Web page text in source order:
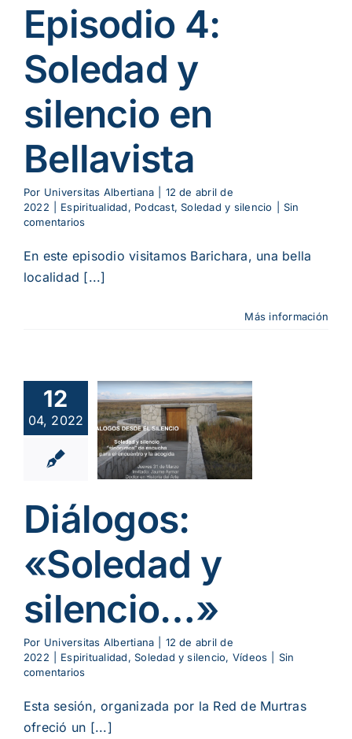
Episodio 4:
Soledad y
silencio en
Bellavista
Por Universitas Albertiana
12 de abril de
2022
Espiritualidad, Podcast,Soledad y silencio
Sin
comentarios
En este episodio visitamos Barichara, una bella
localidad [...]
Más información
12
04, 2022
y
Diálogos:
«Soledad y
silencio…»
Por Universitas Albertiana
12 de abril de
2022
Espiritualidad,Soledad y silencio, Vídeos
Sin
comentarios
Esta sesión, organizada por la Red de Murtras
ofreció un [...]